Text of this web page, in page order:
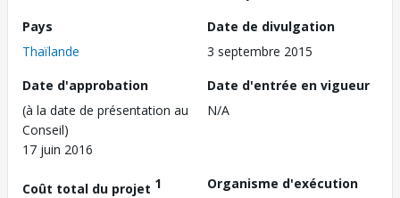
Pays
Thaïlande
Date de divulgation
3 septembre 2015
Date d'approbation
(à la date de présentation au
Conseil)
17 juin 2016
Date d'entrée en vigueur
N/A
Coût total du projet 1
Organisme d'exécution